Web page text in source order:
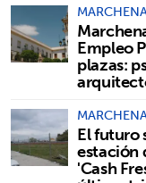
Empleo
plazas:
El futuro
estación
'Cash